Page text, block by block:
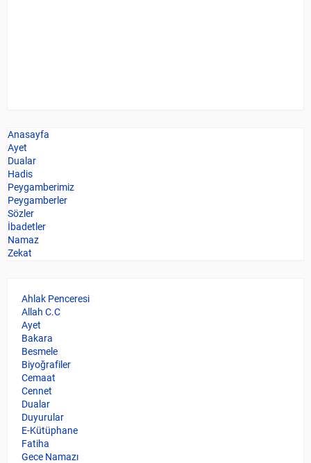
Anasayfa
Ayet
Dualar
Hadis
Peygamberimiz
Peygamberler
Sözler
İbadetler
Namaz
Zekat
Ahlak Penceresi
Allah C.C
Ayet
Bakara
Besmele
Biyoğrafiler
Cemaat
Cennet
Dualar
Duyurular
E-Kütüphane
Fatiha
Gece Namazı